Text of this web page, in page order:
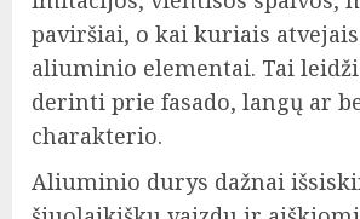
paviršiai, o kai kuriais
aliuminio elementai. Tai
derinti prie fasado, langų ar
charakterio.
Aliuminio durys dažnai